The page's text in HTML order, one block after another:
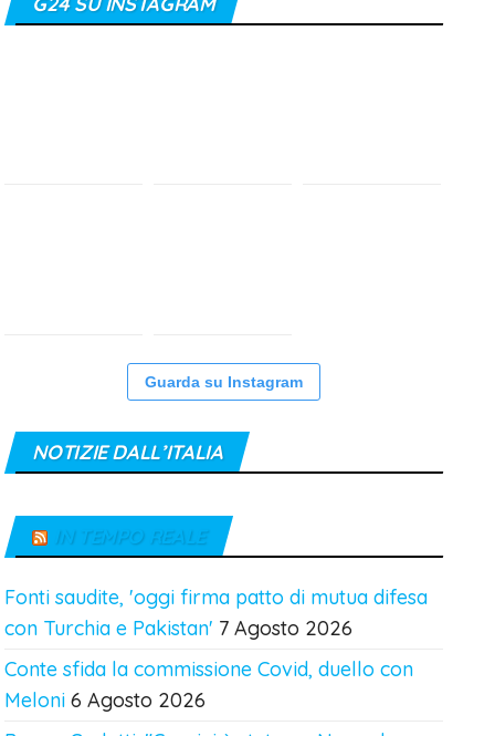
Guarda su Instagram
NOTIZIE DALL’ITALIA
IN TEMPO REALE
Fonti saudite, 'oggi firma patto di mutua difesa
con Turchia e Pakistan' 7 Agosto 2026
Conte sfida la commissione Covid, duello con
Meloni 6 Agosto 2026